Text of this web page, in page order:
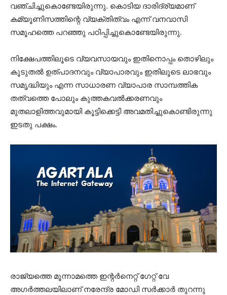
വഞ്ചിച്ചുകൊണ്ടേയിരുന്നു. കൊടിയ ദാരിദ്ര്യമാണ്
കമ്യൂണിസത്തിന്റെ വ്യക്തിത്വം എന്ന് വനവാസി
സമൂഹത്തെ പറഞ്ഞു പഠിപ്പിച്ചുകൊണ്ടേയിരുന്നു.
നിക്ഷേപത്തിലൂടെ വ്യവസായവും ഇതിനൊപ്പം തൊഴിലും
കൂടുതല്‍ ഉത്പാദനവും വ്യാപാരവും ഇതിലൂടെ ലാഭവും
സമൃദ്ധിയും എന്ന സാധാരണ വ്യാപാര സാമ്പത്തിക
തത്വത്തെ പോലും കുത്തകവല്‍ക്കരണവും
മുതലാളിത്തവുമായി കൂട്ടിക്കെട്ടി അവമതിച്ചുകൊണ്ടിരുന്നു
ഇടതു പക്ഷം.
രാജ്യത്തെ മൂന്നാമത്തെ ഇന്റര്‍നെറ്റ് ഗേറ്റ് വേ
അഗര്‍ത്തലയിലാണ് നരേന്ദ്ര മോഡി സര്‍ക്കാര്‍ തുറന്നു